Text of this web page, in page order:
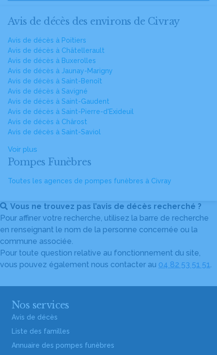
Avis de décès des environs de Civray
Avis de décès à Poitiers
Avis de décès à Châtellerault
Avis de décès à Buxerolles
Avis de décès à Jaunay-Marigny
Avis de décès à Saint-Benoît
Avis de décès à Savigné
Avis de décès à Saint-Gaudent
Avis de décès à Saint-Pierre-d'Exideuil
Avis de décès à Chârost
Avis de décès à Saint-Saviol
Voir plus
Pompes Funèbres
Toutes les agences de pompes funèbres à Civray
Vous ne trouvez pas l’avis de décès recherché ?
Pour affiner votre recherche, utilisez la barre de recherche
en renseignant le nom de la personne concernée ou la
commune associée.
Pour toute question relative au fonctionnement du site,
vous pouvez également nous contacter au 04 82 53 51 51.
Nos services
Avis de décès
Liste des familles
Annuaire des pompes funèbres